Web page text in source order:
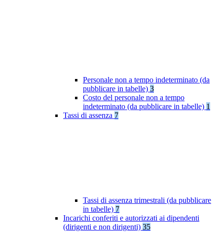
Personale non a tempo indeterminato (da
pubblicare in tabelle) 3
Costo del personale non a tempo
indeterminato (da pubblicare in tabelle) 1
Tassi di assenza 7
Tassi di assenza trimestrali (da pubblicare
in tabelle) 7
Incarichi conferiti e autorizzati ai dipendenti
(dirigenti e non dirigenti) 35